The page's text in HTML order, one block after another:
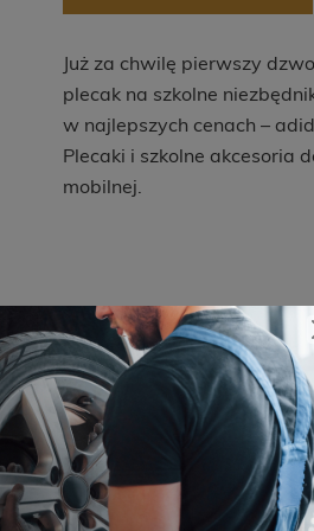
Już za chwilę pierwszy
plecak na szkolne
w najlepszych cenach –
Plecaki i szkolne akcesoria
mobilnej.